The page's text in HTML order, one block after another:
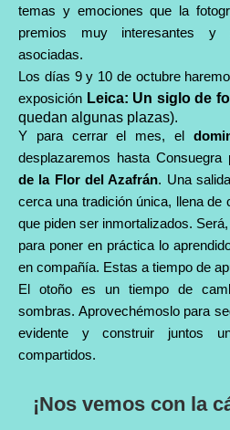
temas y emociones que la
premios muy interesantes y
asociadas.
Los días 9 y 10 de octubre
exposición Leica: Un siglo de
quedan algunas plazas).
Y para cerrar el mes, el
desplazaremos hasta Consuegra
de la Flor del Azafrán. Una
cerca una tradición única, llena de
que piden ser inmortalizados.
para poner en práctica lo
en compañía. Estas a tiempo de
El otoño es un tiempo de
sombras. Aprovechémoslo para
evidente y construir juntos
compartidos.
¡Nos vemos con la